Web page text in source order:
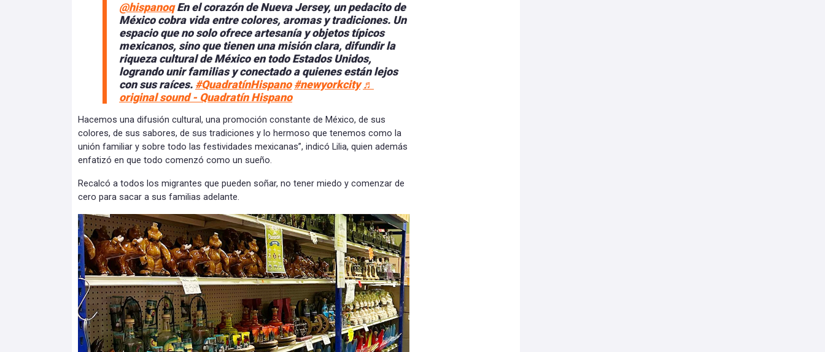
@hispanoqEn el corazón de Nueva Jersey, un pedacito de
México cobra vida entre colores, aromas y tradiciones. Un
espacio que no solo ofrece artesanía y objetos típicos
mexicanos, sino que tienen una misión clara, difundir la
riqueza cultural de México en todo Estados Unidos,
logrando unir familias y conectado a quienes están lejos
con sus raíces. #QuadratínHispano #newyorkcity ♬
original sound - Quadratín Hispano
Hacemos una difusión cultural, una promoción constante de México, de sus
colores, de sus sabores, de sus tradiciones y lo hermoso que tenemos como la
unión familiar y sobre todo las festividades mexicanas”, indicó Lilia, quien además
enfatizó en que todo comenzó como un sueño.
Recalcó a todos los migrantes que pueden soñar, no tener miedo y comenzar de
cero para sacar a sus familias adelante.